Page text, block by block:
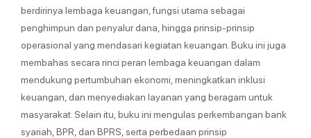
berdirinya lembaga keuangan, fungsi utama sebagai
penghimpun dan penyalur dana, hingga prinsip-prinsip
operasional yang mendasari kegiatan keuangan. Buku ini juga
membahas secara rinci peran lembaga keuangan dalam
mendukung pertumbuhan ekonomi, meningkatkan inklusi
keuangan, dan menyediakan layanan yang beragam untuk
masyarakat. Selain itu, buku ini mengulas perkembangan bank
syariah, BPR, dan BPRS, serta perbedaan prinsip